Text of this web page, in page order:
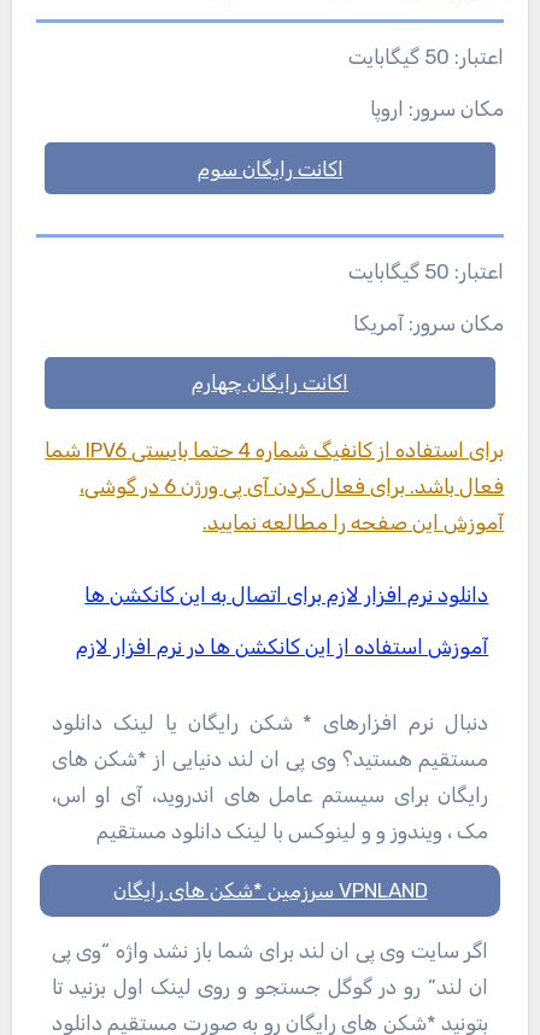
اعتبار: 50 گیگابایت
مکان سرور: اروپا
اکانت رایگان سوم
اعتبار: 50 گیگابایت
مکان سرور: آمریکا
اکانت رایگان چهارم
برای استفاده از کانفیگ شماره 4 حتما بایستی IPV6 شما
فعال باشد. برای فعال کردن آی پی ورژن 6 در گوشی،
آموزش این صفحه را مطالعه نمایید.
دانلود نرم افزار لازم برای اتصال به این کانکشن ها
آموزش استفاده از این کانکشن ها در نرم افزار لازم
دنبال نرم افزارهای * شکن رایگان یا لینک دانلود
مستقیم هستید؟ وی پی ان لند دنیایی از *شکن های
رایگان برای سیستم عامل های اندروید، آی او اس،
مک ، ویندوز و و لینوکس با لینک دانلود مستقیم
VPNLAND سرزمین *شکن های رایگان
اگر سایت وی پی ان لند برای شما باز نشد واژه “وی پی
ان لند” رو در گوگل جستجو و روی لینک اول بزنید تا
بتونید *شکن های رایگان رو به صورت مستقیم دانلود